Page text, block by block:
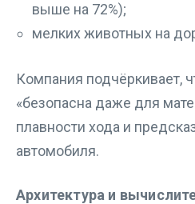
выше на 72%);
мелких животных на
Компания подчёркивает,
«безопасна даже для
плавности хода и
автомобиля.
Архитектура и